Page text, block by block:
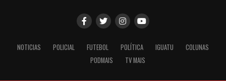
NOTICIAS POLICIAL FUTEBOL POLÍTICA IGUATU
COLUNAS
PODMAIS
TV MAIS